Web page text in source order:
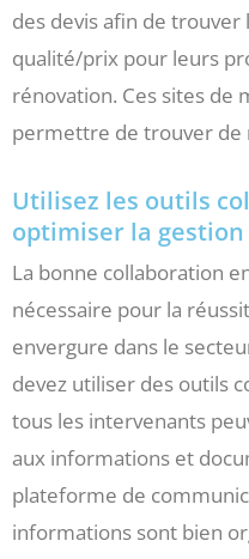
des devis afin de
qualité/prix pour leurs
rénovation. Ces sites de
permettre de trouver de
Utilisez les outils
optimiser la
La bonne collaboration
nécessaire pour la
envergure dans le
devez utiliser des outils
tous les intervenants
aux informations et
plateforme de
informations sont bien